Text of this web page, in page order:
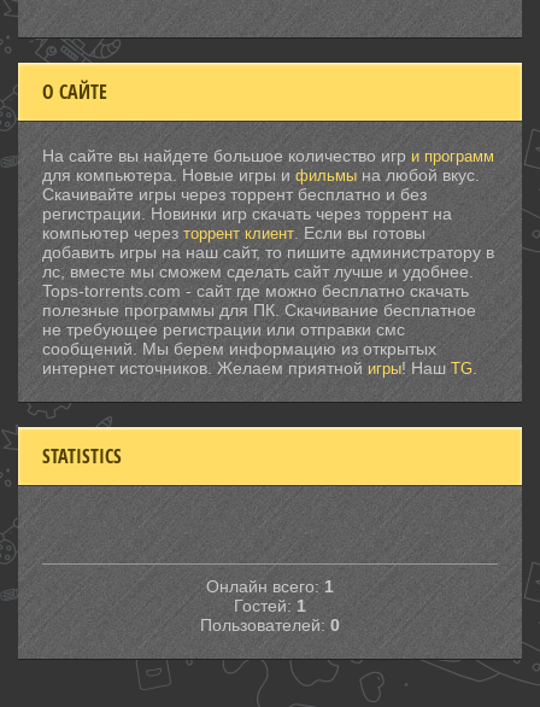
О САЙТЕ
На сайте вы найдете большое количество игр и программ
для компьютера. Новые игры и фильмы на любой вкус.
Скачивайте игры через торрент бесплатно и без
регистрации. Новинки игр скачать через торрент на
компьютер через торрент клиент . Если вы готовы
добавить игры на наш сайт, то пишите администратору в
лс, вместе мы сможем сделать сайт лучше и удобнее.
Tops-torrents.com - сайт где можно бесплатно скачать
полезные программы для ПК. Скачивание бесплатное
не требующее регистрации или отправки смс
сообщений. Мы берем информацию из открытых
интернет источников. Желаем приятной игры! Наш TG
STATISTICS
Онлайн всего: 1
Гостей: 1
Пользователей: 0